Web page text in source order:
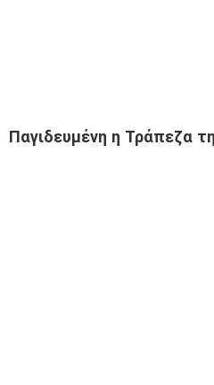
Παγιδευμένη η Τράπεζα